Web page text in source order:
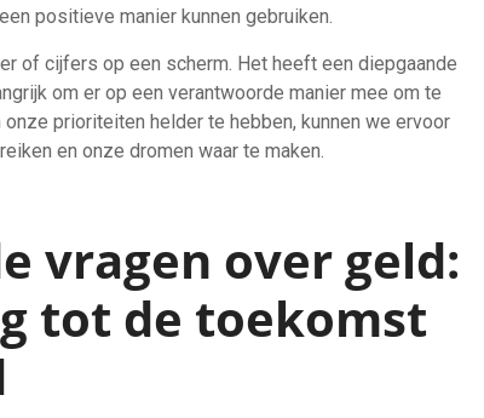
positieve manier kunnen gebruiken.
of cijfers op een scherm. Het heeft een diepgaande
om er op een verantwoorde manier mee om te
prioriteiten helder te hebben, kunnen we ervoor
en onze dromen waar te maken.
vragen over geld:
tot de toekomst